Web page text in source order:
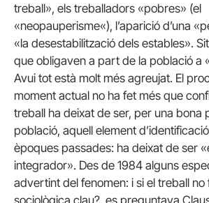
treball», els treballadors «pobres» (el
«neopauperisme«), l’aparició d’una
«la desestabilització dels estables».
que obligaven a part de la població a
Avui tot està molt més agreujat. El
moment actual no ha fet més que
treball ha deixat de ser, per una bona
població, aquell element
èpoques passades: ha deixat de ser
integrador». Des de 1984 alguns
advertint del fenomen: i si el treball
sociològica clau?, es preguntava